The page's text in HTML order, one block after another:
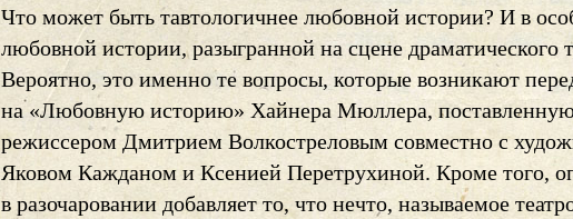
Что может быть тавтологичнее любовной истории? И в
любовной истории, разыгранной на сцене драматического
Вероятно, это именно те вопросы, которые возникают
на «Любовную историю» Хайнера Мюллера,
режиссером Дмитрием Волкостреловым совместно с
Яковом Кажданом и Ксенией Перетрухиной. Кроме того,
в разочаровании добавляет то, что нечто, называемое